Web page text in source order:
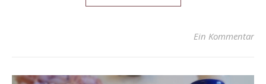
Ein Kommentar